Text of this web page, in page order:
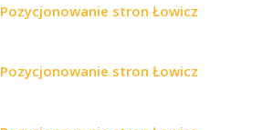
Pozycjonowanie stron Łowicz
Pozycjonowanie stron Łowicz